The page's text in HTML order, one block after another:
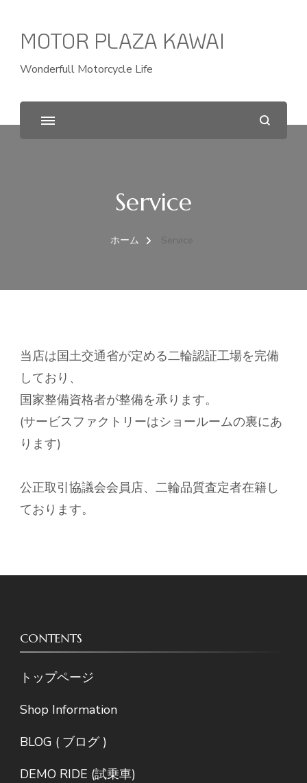
MOTOR PLAZA KAWAI
Wonderfull Motorcycle Life
Service
ホーム Service
当店は国土交通省が定める二輪認証工場を完備
しており、
国家整備資格者が整備を承ります。
(サービスファクトリーはショールームの裏にあ
ります)
公正取引協議会会員店、二輪品質査定者在籍し
ております。
CONTENTS
トップページ
Shop Information
BLOG ( ブログ )
DEMO RIDE (試乗車)